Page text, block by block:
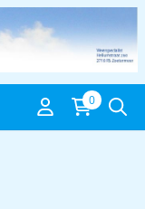
or allow all
0